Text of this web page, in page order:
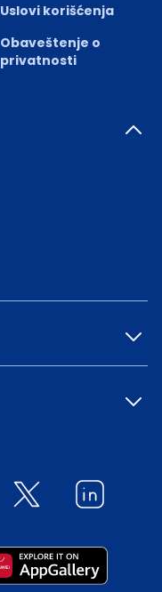
Uslovi korišćenja
Obaveštenje o
privatnosti